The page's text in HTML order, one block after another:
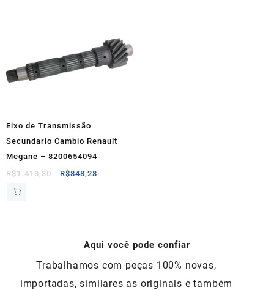
Eixo de Transmissão
Secundario Cambio Renault
Megane – 8200654094
R$1.413,80
O
R$848,28
Aqui você pode confiar
Trabalhamos com peças 100% novas,
importadas, similares as originais e também